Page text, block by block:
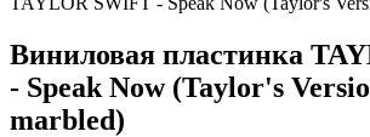
Виниловая пластинка
- Speak Now (Taylor's
marbled)